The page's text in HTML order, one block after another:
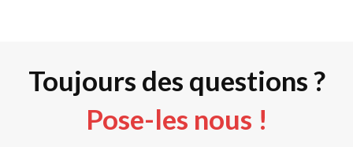
Toujours des questions ?
Pose-les nous !